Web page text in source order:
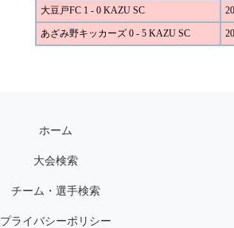
大豆戸FC 1 - 0 KAZU SC
あざみ野キッカーズ 0 - 5 KAZU SC
ホーム
大会検索
チーム・選手検索
プライバシーポリシー